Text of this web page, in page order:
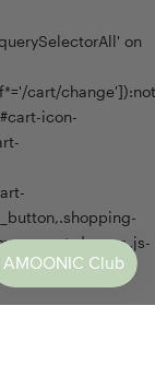
on
cart/
icon-
cart-drawer,.js-
button']' is